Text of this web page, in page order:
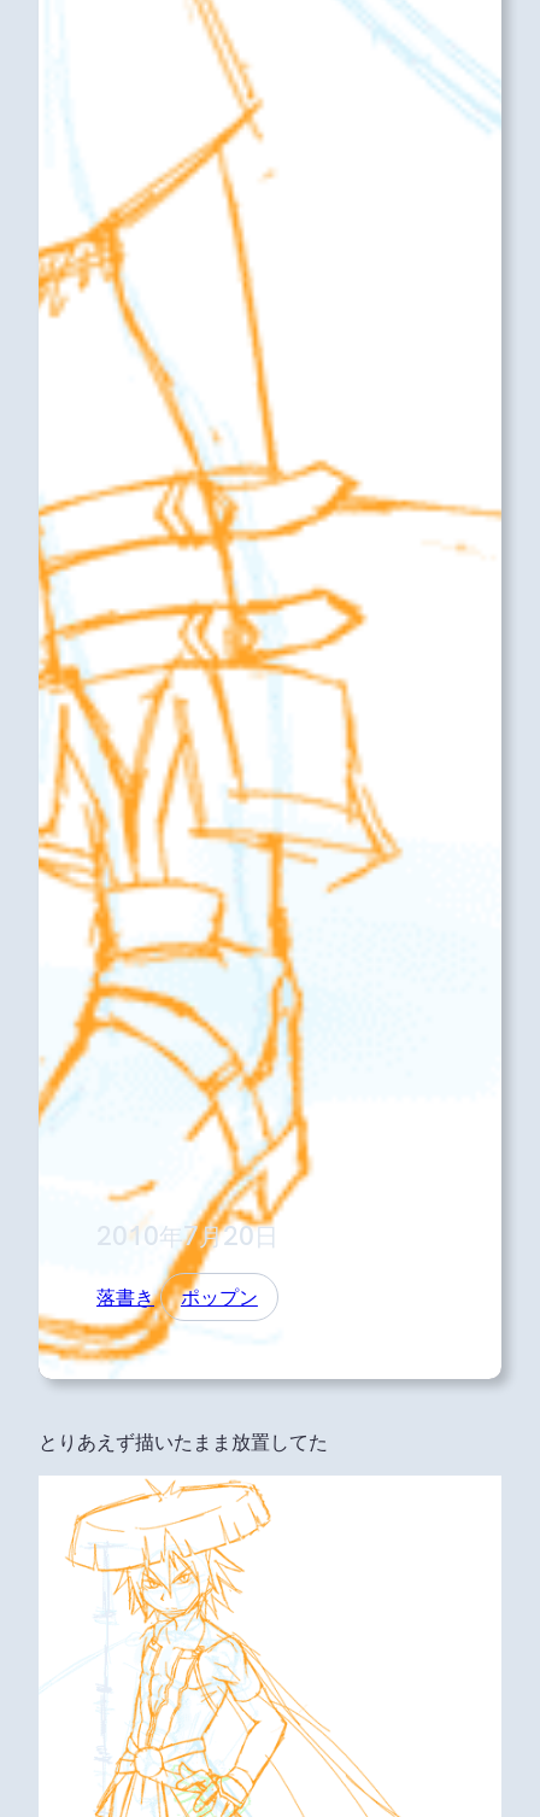
2010年7月20日
落書き ポップン
とりあえず描いたまま放置してた